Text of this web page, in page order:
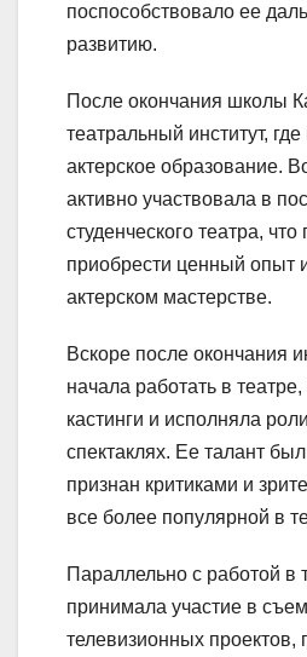
поспособствовало ее
развитию.
После окончания школы
театральный институт,
актерское образование.
активно участвовала в
студенческого театра,
приобрести ценный опыт
актерском мастерстве.
Вскоре после окончания
начала работать в
кастинги и исполняла
спектаклях. Ее талант
признан критиками и
все более популярной в
Параллельно с работой в
принимала участие в
телевизионных проектов,